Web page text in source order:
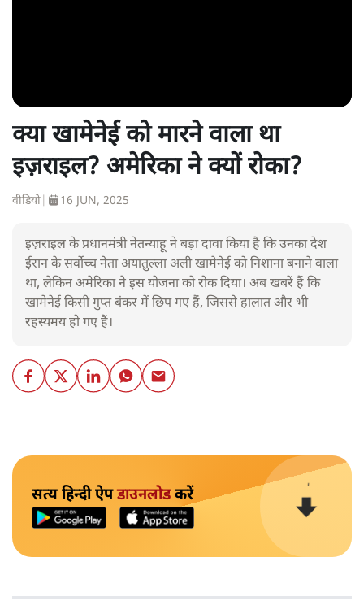
क्या खामेनेई को मारने वाला था
इज़राइल? अमेरिका ने क्यों रोका?
वीडियो 16 JUN, 2025
इज़राइल के प्रधानमंत्री नेतन्याहू ने बड़ा दावा किया है कि उनका देश
ईरान के सर्वोच्च नेता अयातुल्ला अली खामेनेई को निशाना बनाने वाला
था, लेकिन अमेरिका ने इस योजना को रोक दिया। अब खबरें हैं कि
खामेनेई किसी गुप्त बंकर में छिप गए हैं, जिससे हालात और भी
रहस्यमय हो गए हैं।
सत्य हिन्दी ऐपडाउनलोडकरें